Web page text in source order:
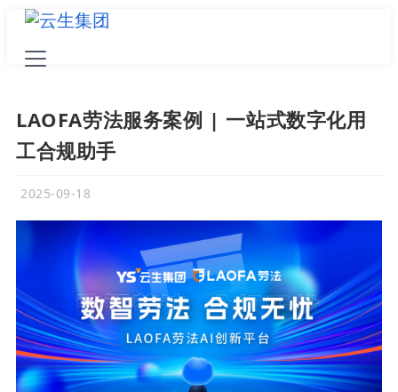
LAOFA劳法服务案例 | 一站式数字化用
工合规助手
2025-09-18